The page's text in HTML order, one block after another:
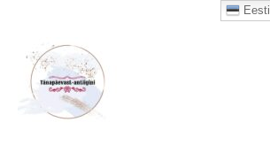
content
Eesti